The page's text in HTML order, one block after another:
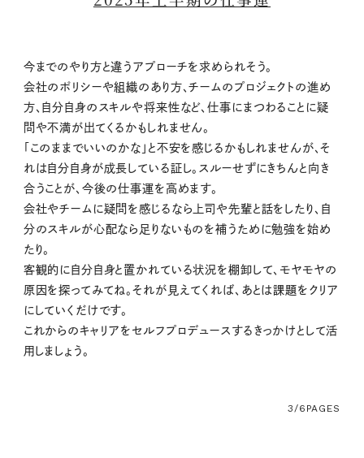
今までのやり方と違うアプローチを求められそう。
会社のポリシーや組織のあり方、チームのプロジェクトの進め
方、自分自身のスキルや将来性など、仕事にまつわることに疑
問や不満が出てくるかもしれません。
「このままでいいのかな」と不安を感じるかもしれませんが、そ
れは自分自身が成長している証し。スルーせずにきちんと向き
合うことが、今後の仕事運を高めます。
会社やチームに疑問を感じるなら上司や先輩と話をしたり、自
分のスキルが心配なら足りないものを補うために勉強を始め
たり。
客観的に自分自身と置かれている状況を棚卸して、モヤモヤの
原因を探ってみてね。それが見えてくれば、あとは課題をクリア
にしていくだけです。
これからのキャリアをセルフプロデュースするきっかけとして活
用しましょう。
3/6 PAGES